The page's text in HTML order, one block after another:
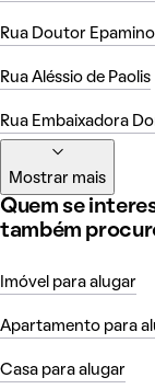
Rua Doutor
Rua Aléssio de Paolis
Rua Embaixadora
Mostrar mais
Quem se
também
Imóvel para alugar
Apartamento para
Casa para alugar